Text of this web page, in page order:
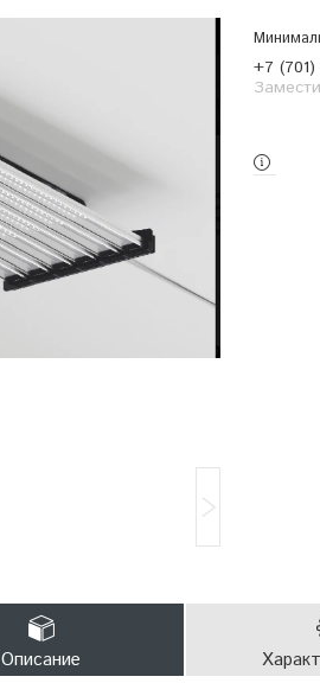
+7
Описание